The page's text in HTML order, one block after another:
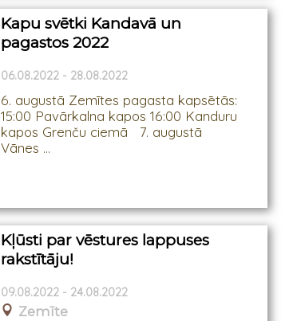
Kapu svētki Kandavā un
pagastos 2022
06.08.2022 - 28.08.2022
6. augustā Zemītes pagasta kapsētās:
15:00 Pavārkalna kapos 16:00 Kanduru
kapos Grenču ciemā 7. augustā
Vānes ...
Kļūsti par vēstures lappuses
rakstītāju!
09.08.2022 - 24.08.2022
Zemīte